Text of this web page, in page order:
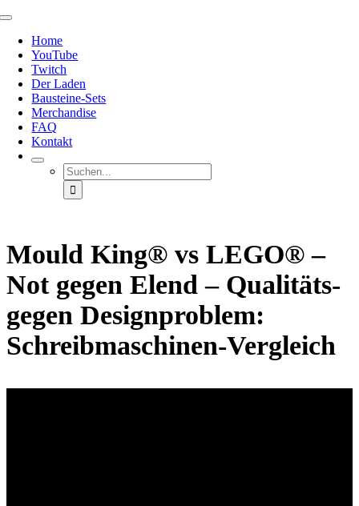
Zum
springen
Toggle
NavigationHome
YouTube
Twitch
Der Laden
Bausteine-Sets
Merchandise
FAQ
Kontakt
Suche
nach:
Mould King® vs LEGO® –
Not gegen Elend – Qualitäts-
gegen Designproblem:
Schreibmaschinen-Vergleich